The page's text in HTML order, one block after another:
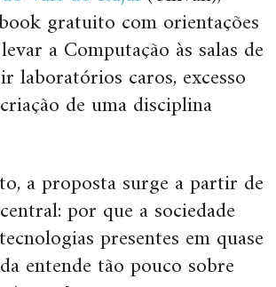
gratuito com orientações
a Computação às salas de
laboratórios caros, excesso
de uma disciplina
a proposta surge a partir de
por que a sociedade
presentes em quase
entende tão pouco sobre